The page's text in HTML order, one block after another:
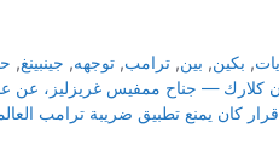
, بكين, بين,ترامب,توجهه, جينبينغ,
ممفيس غريزليز، عن عمرٍ يناهز ٢٩ عامًا أخبارُ
كان يمنع تطبيق ضريبة ترامب